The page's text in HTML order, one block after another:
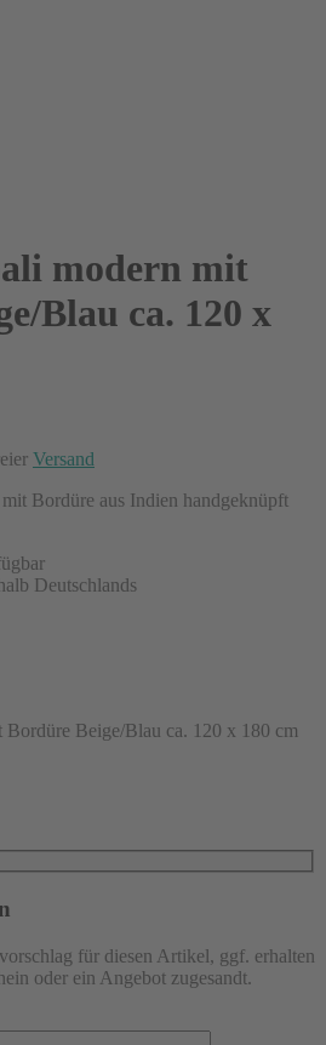
modern mit
Blau ca. 120 x
Versand
Bordüre aus Indien handgeknüpft
Deutschlands
Beige/Blau ca. 120 x 180 cm
für diesen Artikel, ggf. erhalten
oder ein Angebot zugesandt.